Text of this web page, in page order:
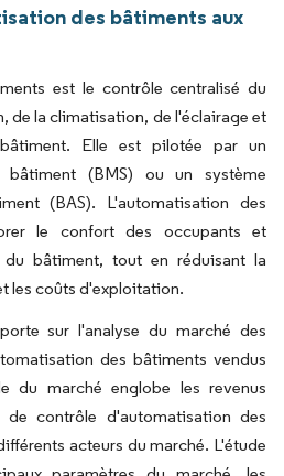
des bâtiments aux
est le contrôle centralisé du
de la climatisation, de l'éclairage et
Elle est pilotée par un
(BMS) ou un système
(BAS). L'automatisation des
le confort des occupants et
bâtiment, tout en réduisant la
les coûts d'exploitation.
sur l'analyse du marché des
des bâtiments vendus
du marché englobe les revenus
contrôle d'automatisation des
acteurs du marché. L'étude